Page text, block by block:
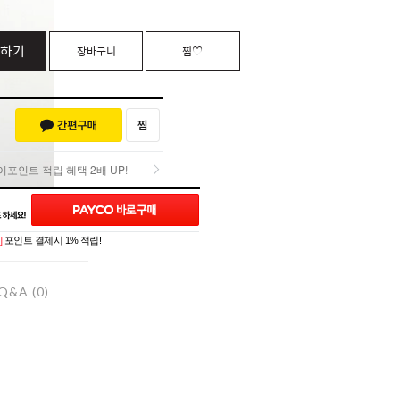
기 장바구니 찜♡
포인트 적립 혜택 2배 UP!
포인트 적립 혜택 2배 UP!
포인트 결제시 1% 적립!
(0)